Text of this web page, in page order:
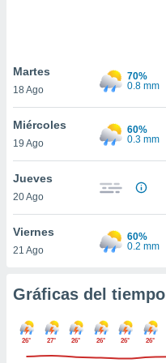
únicos
similares
como
sitio
de
posible
en
a lo que
Para
su
Martes
18 Ago
70%
0.8 mm
Miércoles
19 Ago
60%
0.3 mm
Jueves
20 Ago
Viernes
21 Ago
60%
0.2 mm
Gráficas del tiempo
26° 27° 26° 26° 26° 26°